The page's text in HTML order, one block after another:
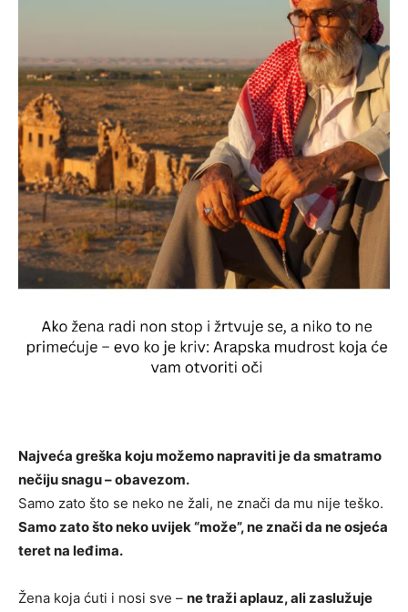
Najveća greška koju možemo napraviti je da smatramo
nečiju snagu – obavezom.
Samo zato što se neko ne žali, ne znači da mu nije teško.
Samo zato što neko uvijek “može”, ne znači da ne osjeća
teret na leđima.
Žena koja ćuti i nosi sve – ne traži aplauz, ali zaslužuje